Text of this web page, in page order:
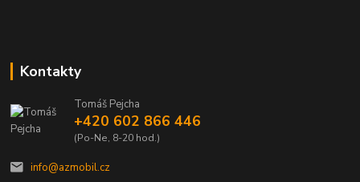
Kontakty
Tomáš Pejcha
+420 602 866 446
(Po-Ne, 8-20 hod.)
info@azmobil.cz